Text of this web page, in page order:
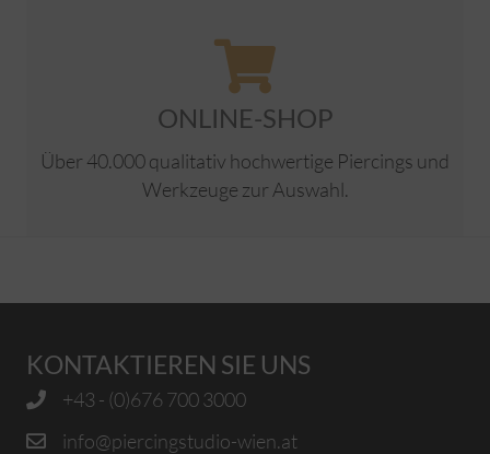
ONLINE-SHOP
Über 40.000 qualitativ hochwertige Piercings und
Werkzeuge zur Auswahl.
KONTAKTIEREN SIE UNS
+43 - (0)676 700 3000
info@piercingstudio-wien.at